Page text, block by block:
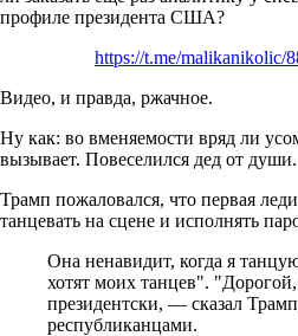
профиле президента США?
https://t.me/malikanikolic/
Видео, и правда, ржачное.
Ну как: во вменяемости вряд ли
вызывает. Повеселился дед от души.
Трамп пожаловался, что первая
танцевать на сцене и исполнять
Она ненавидит, когда я
хотят моих танцев".
президентски, — сказал
республиканцами.